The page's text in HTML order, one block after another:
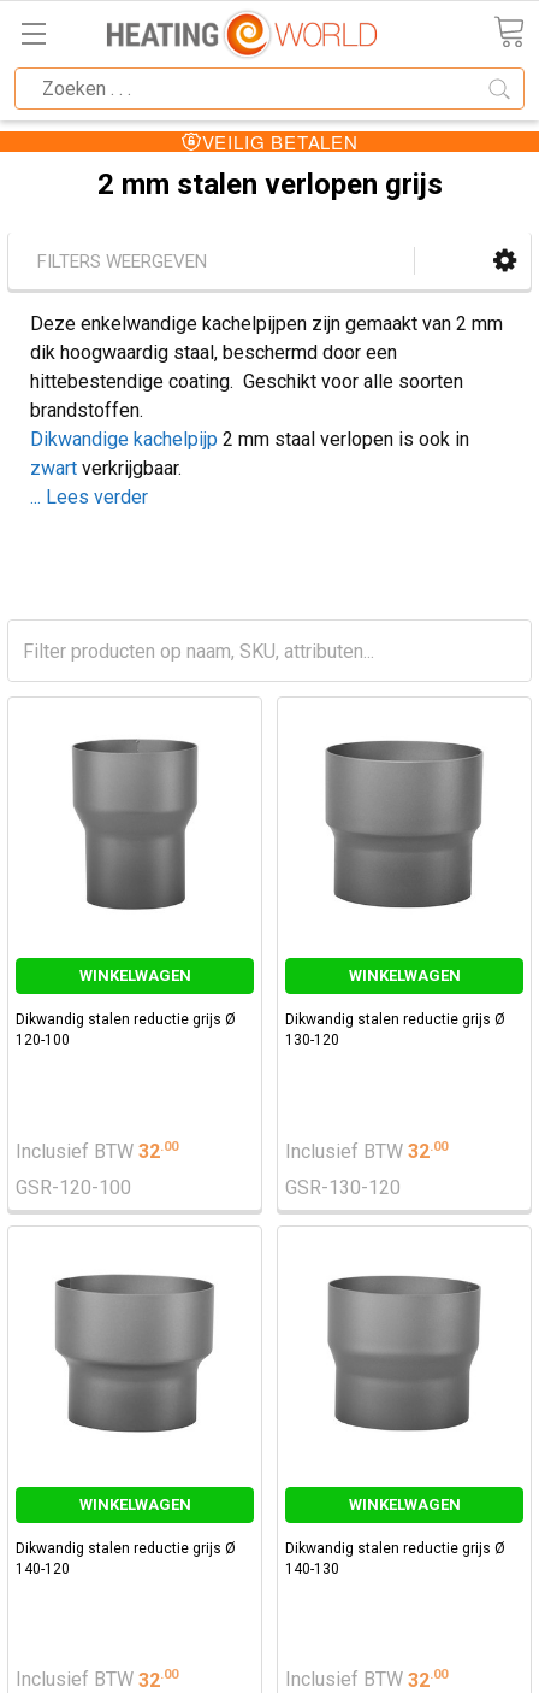
VEILIG BETALEN
2 mm stalen verlopen grijs
FILTERS WEERGEVEN
Deze enkelwandige kachelpijpen zijn gemaakt van 2 mm
dik hoogwaardig staal, beschermd door een
hittebestendige coating. Geschikt voor alle soorten
brandstoffen.
Dikwandige kachelpijp 2 mm staal verlopen is ook in
zwart verkrijgbaar.
... Lees verder
WINKELWAGEN
Dikwandig stalen reductie grijs Ø
120-100
Inclusief BTW 32.00
GSR-120-100
WINKELWAGEN
Dikwandig stalen reductie grijs Ø
130-120
Inclusief BTW 32.00
GSR-130-120
WINKELWAGEN
Dikwandig stalen reductie grijs Ø
140-120
Inclusief BTW 32.00
WINKELWAGEN
Dikwandig stalen reductie grijs Ø
140-130
Inclusief BTW 32.00